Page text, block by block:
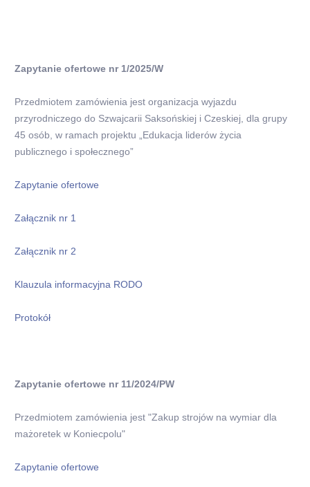
Zapytanie ofertowe nr 1/2025/W
Przedmiotem zamówienia jest organizacja wyjazdu
przyrodniczego do Szwajcarii Saksońskiej i Czeskiej, dla grupy
45 osób, w ramach projektu „Edukacja liderów życia
publicznego i społecznego”
Zapytanie ofertowe
Załącznik nr 1
Załącznik nr 2
Klauzula informacyjna RODO
Protokół
Zapytanie ofertowe nr 11/2024/PW
Przedmiotem zamówienia jest "Zakup strojów na wymiar dla
mażoretek w Koniecpolu"
Zapytanie ofertowe